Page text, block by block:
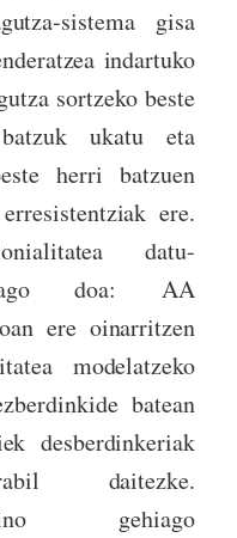
sistema gisa
indartuko
sortzeko beste
ukatu eta
herri batzuen
ere.
datu-
doa: AA
ere oinarritzen
modelatzeko
batean
desberdinkeriak
daitezke.
gehiago